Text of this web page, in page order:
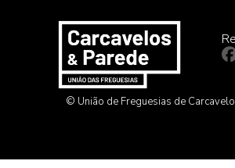
© União de Freguesias de